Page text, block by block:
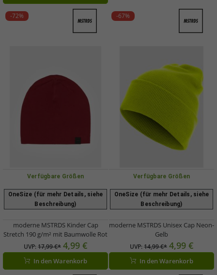
-72%
Verfügbare Größen
OneSize (für mehr Details, siehe
Beschreibung)
moderne MSTRDS Kinder Cap
Stretch 190 g/m² mit Baumwolle Rot
UVP:17,99 €* 4,99 €
In den Warenkorb
-67%
Verfügbare Größen
OneSize (für mehr Details, siehe
Beschreibung)
moderne MSTRDS Unisex Cap Neon-
Gelb
UVP:14,99 €* 4,99 €
In den Warenkorb